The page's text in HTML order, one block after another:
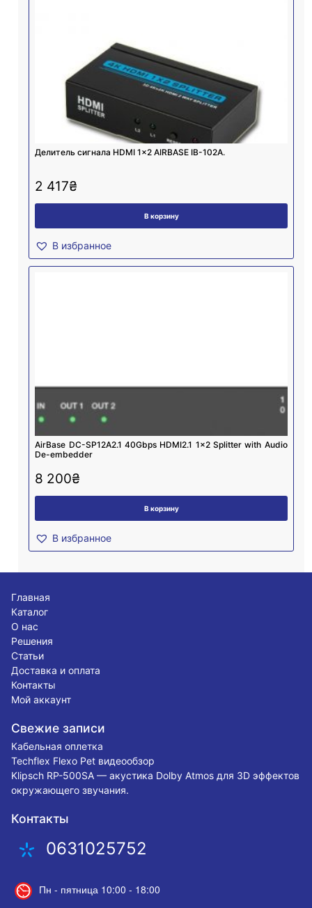
Делитель сигнала HDMI 1×2 AIRBASE IB-102A.
2 417₴
В корзину
В избранное
AirBase DC-SP12A2.1 40Gbps HDMI2.1 1×2 Splitter with Audio
De-embedder
8 200₴
В корзину
В избранное
Главная
Каталог
О нас
Решения
Статьи
Доставка и оплата
Контакты
Мой аккаунт
Свежие записи
Кабельная оплетка
Techflex Flexo Pet видеообзор
Klipsch RP-500SA — акустика Dolby Atmos для 3D эффектов
окружающего звучания.
Контакты
0631025752
Пн - пятница 10:00 - 18:00